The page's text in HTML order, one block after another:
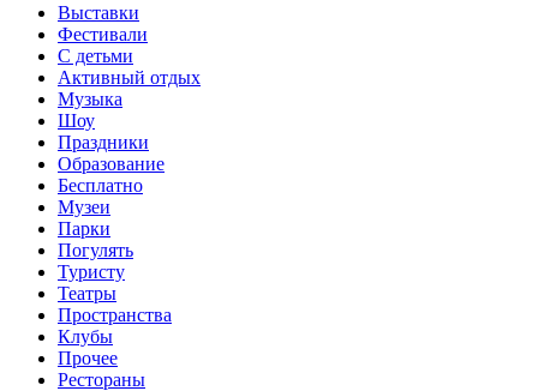
Выставки
Фестивали
С детьми
Активный отдых
Музыка
Шоу
Праздники
Образование
Бесплатно
Музеи
Парки
Погулять
Туристу
Театры
Пространства
Клубы
Прочее
Рестораны